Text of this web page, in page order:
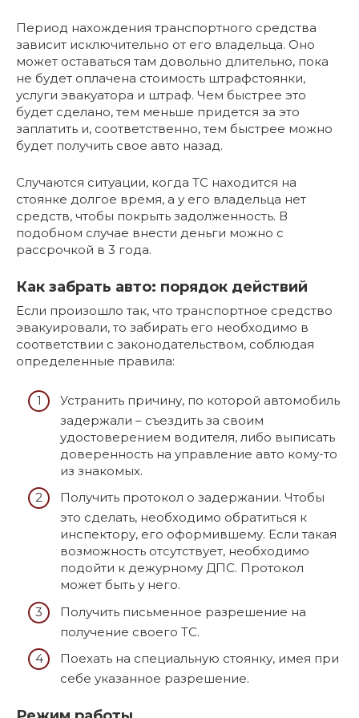
Период нахождения транспортного средства
зависит исключительно от его владельца. Оно
может оставаться там довольно длительно, пока
не будет оплачена стоимость штрафстоянки,
услуги эвакуатора и штраф. Чем быстрее это
будет сделано, тем меньше придется за это
заплатить и, соответственно, тем быстрее можно
будет получить свое авто назад.
Случаются ситуации, когда ТС находится на
стоянке долгое время, а у его владельца нет
средств, чтобы покрыть задолженность. В
подобном случае внести деньги можно с
рассрочкой в 3 года.
Как забрать авто: порядок действий
Если произошло так, что транспортное средство
эвакуировали, то забирать его необходимо в
соответствии с законодательством, соблюдая
определенные правила:
Устранить причину, по которой автомобиль
задержали – съездить за своим
удостоверением водителя, либо выписать
доверенность на управление авто кому-то
из знакомых.
Получить протокол о задержании. Чтобы
это сделать, необходимо обратиться к
инспектору, его оформившему. Если такая
возможность отсутствует, необходимо
подойти к дежурному ДПС. Протокол
может быть у него.
Получить письменное разрешение на
получение своего ТС.
Поехать на специальную стоянку, имея при
себе указанное разрешение.